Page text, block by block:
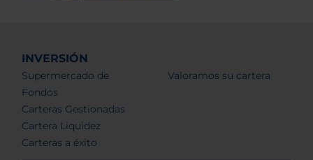
INVERSIÓN
Supermercado de
Fondos
Carteras Gestionadas
Cartera Liquidez
Carteras a éxito
Valoramos su cartera